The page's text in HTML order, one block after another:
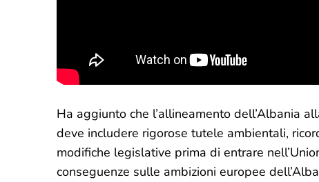
Ha aggiunto che l’allineamento dell’Albania
deve includere rigorose tutele ambientali,
modifiche legislative prima di entrare
conseguenze sulle ambizioni europee